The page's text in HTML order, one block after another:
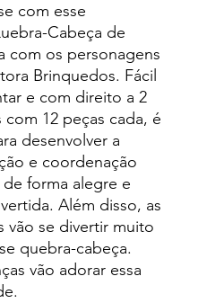
com esse
Cabeça de
com os personagens
Brinquedos. Fácil
e com direito a 2
com 12 peças cada, é
desenvolver a
e coordenação
forma alegre e
Além disso, as
vão se divertir muito
quebra-cabeça.
vão adorar essa